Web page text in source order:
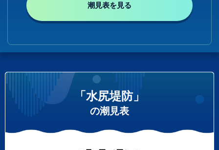
潮見表を見る
「水尻堤防」
の潮見表